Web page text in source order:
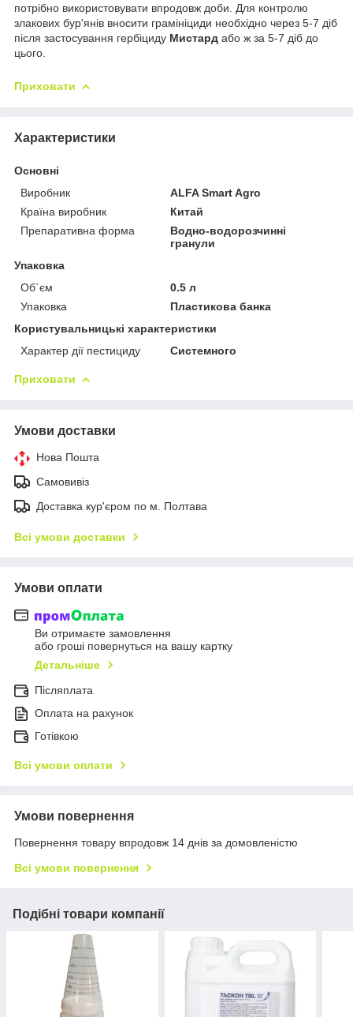
потрібно використовувати впродовж доби. Для контролю
злакових бур'янів вносити грамініциди необхідно через 5-7 діб
після застосування гербіциду Мистард або ж за 5-7 діб до
цього.
Приховати
Характеристики
Основні
Виробник
ALFA Smart Agro
Країна виробник
Китай
Препаративна форма
Водно-водорозчинні
гранули
Упаковка
Об`єм
0.5 л
Упаковка
Пластикова банка
Користувальницькі характеристики
Характер дії пестициду
Системного
Приховати
Умови доставки
Нова Пошта
Самовивіз
Доставка кур'єром по м. Полтава
Всі умови доставки
Умови оплати
Ви отримаєте замовлення
або гроші повернуться на вашу картку
Детальніше
Післяплата
Оплата на рахунок
Готівкою
Всі умови оплати
Умови повернення
Повернення товару впродовж 14 днів за домовленістю
Всі умови повернення
Подібні товари компанії